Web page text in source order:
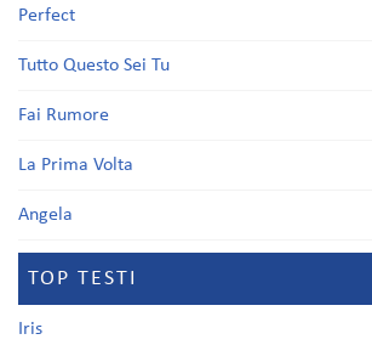
Perfect
Tutto Questo Sei Tu
Fai Rumore
La Prima Volta
Angela
TOP TESTI
Iris